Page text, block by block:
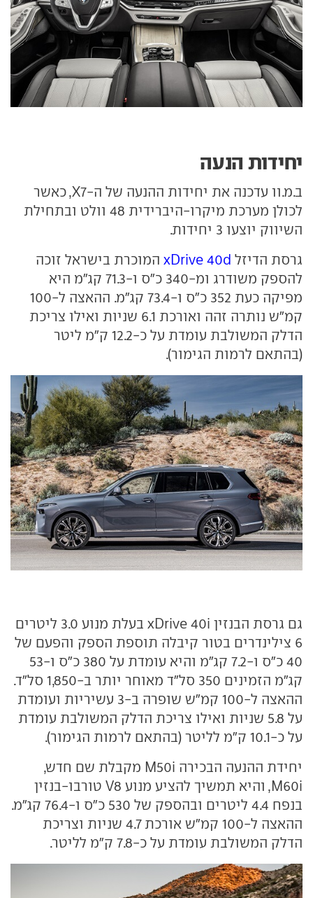
יחידות הנעה
ב.מ.וו עדכנה את יחידות ההנעה של ה-X7, כאשר
לכולן מערכת מיקרו-היברידית 48 וולט ובתחילת
השיווק יוצעו 3 יחידות.
גרסת הדיזל xDrive 40d המוכרת בישראל זוכה
להספק משודרג ומ-340 כ"ס ו-71.3 קג"מ היא
מפיקה כעת 352 כ"ס ו-73.4 קג"מ. ההאצה ל-100
קמ"ש נותרה זהה ואורכת 6.1 שניות ואילו צריכת
הדלק המשולבת עומדת על כ-12.2 ק"מ ליטר
(בהתאם לרמות הגימור).
גם גרסת הבנזין xDrive 40i בעלת מנוע 3.0 ליטרים
6 צילינדרים בטור קיבלה תוספת הספק והפעם של
40 כ"ס ו-7.2 קג"מ והיא עומדת על 380 כ"ס ו-53
קג"מ הזמינים 350 סל"ד מאוחר יותר ב-1,850 סל"ד.
ההאצה ל-100 קמ"ש שופרה ב-3 עשיריות ועומדת
על 5.8 שניות ואילו צריכת הדלק המשולבת עומדת
על כ-10.1 ק"מ לליטר (בהתאם לרמות הגימור).
יחידת ההנעה הבכירה M50i מקבלת שם חדש,
M60i, והיא תמשיך להציע מנוע V8 טורבו-בנזין
בנפח 4.4 ליטרים ובהספק של 530 כ"ס ו-76.4 קג"מ.
ההאצה ל-100 קמ"ש אורכת 4.7 שניות וצריכת
הדלק המשולבת עומדת על כ-7.8 ק"מ לליטר.